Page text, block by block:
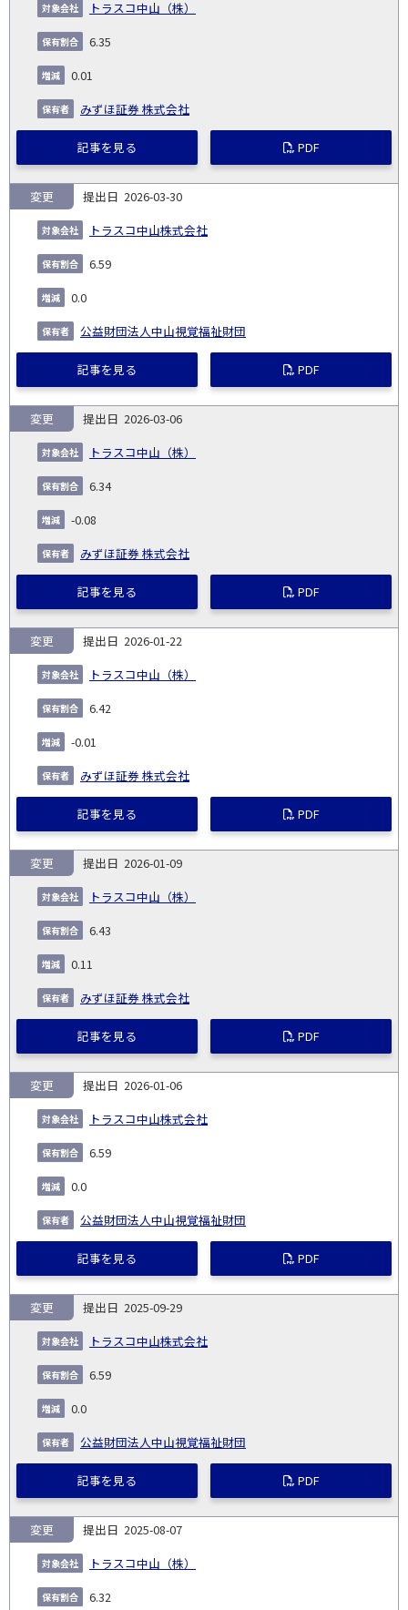
トラスコ中山（株）
6.35
0.01
みずほ証券 株式会社
記事を見る PDF
2026-03-30
トラスコ中山株式会社
変更
6.59
0.0
公益財団法人中山視覚福祉財団
記事を見る PDF
2026-03-06
トラスコ中山（株）
変更
6.34
-0.08
みずほ証券 株式会社
記事を見る PDF
2026-01-22
トラスコ中山（株）
変更
6.42
-0.01
みずほ証券 株式会社
記事を見る PDF
2026-01-09
トラスコ中山（株）
変更
6.43
0.11
みずほ証券 株式会社
記事を見る PDF
2026-01-06
トラスコ中山株式会社
変更
6.59
0.0
公益財団法人中山視覚福祉財団
記事を見る PDF
2025-09-29
トラスコ中山株式会社
変更
6.59
0.0
公益財団法人中山視覚福祉財団
記事を見る PDF
2025-08-07
トラスコ中山（株）
変更
6.32